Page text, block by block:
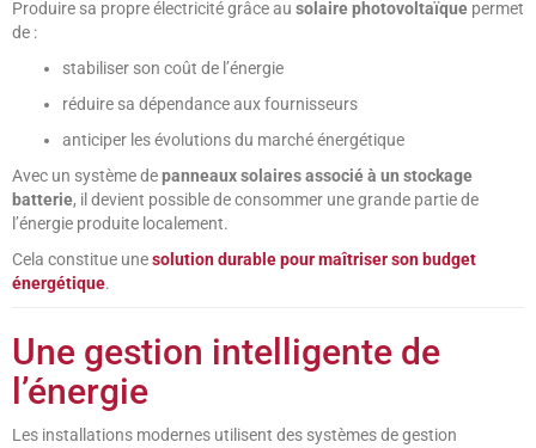
Produire sa propre électricité grâce au solaire photovoltaïque permet
de :
stabiliser son coût de l’énergie
réduire sa dépendance aux fournisseurs
anticiper les évolutions du marché énergétique
Avec un système depanneaux solaires associé à un stockage
batterie, il devient possible de consommer une grande partie de
l’énergie produite localement.
Cela constitue unesolution durable pour maîtriser son budget
énergétique.
Une gestion intelligente de
l’énergie
Les installations modernes utilisent des systèmes de gestion